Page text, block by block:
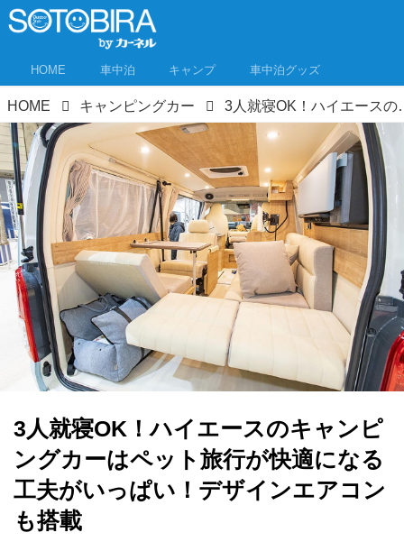
HOME 車中泊 キャンプ 車中泊グッズ
HOME キャンピングカー 3人就寝OK！ハイエースのキャン
3人就寝OK！ハイエースのキャンピ
ングカーはペット旅行が快適になる
工夫がいっぱい！デザインエアコン
も搭載